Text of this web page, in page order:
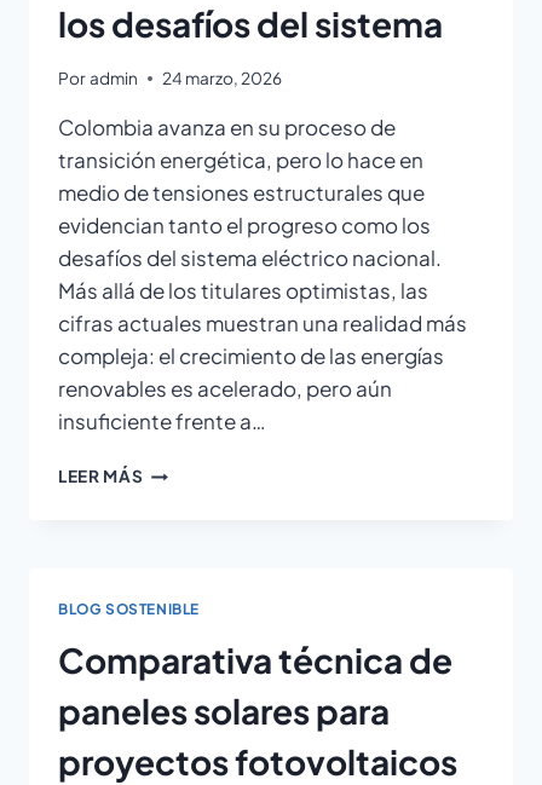
los desafíos del sistema
Poradmin 24 marzo, 2026
Colombia avanza en su proceso de
transición energética, pero lo hace en
medio de tensiones estructurales que
evidencian tanto el progreso como los
desafíos del sistema eléctrico nacional.
Más allá de los titulares optimistas, las
cifras actuales muestran una realidad más
compleja: el crecimiento de las energías
renovables es acelerado, pero aún
insuficiente frente a…
LEER MÁS
BLOG SOSTENIBLE
Comparativa técnica de
paneles solares para
proyectos fotovoltaicos